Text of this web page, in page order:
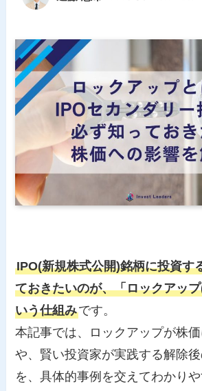
IPO(新規株式公開)銘柄に投資す
ておきたいのが、「ロックアッ
いう仕組みです。
本記事では、ロックアップが株
や、賢い投資家が実践する解除
を、具体的事例を交えてわかり